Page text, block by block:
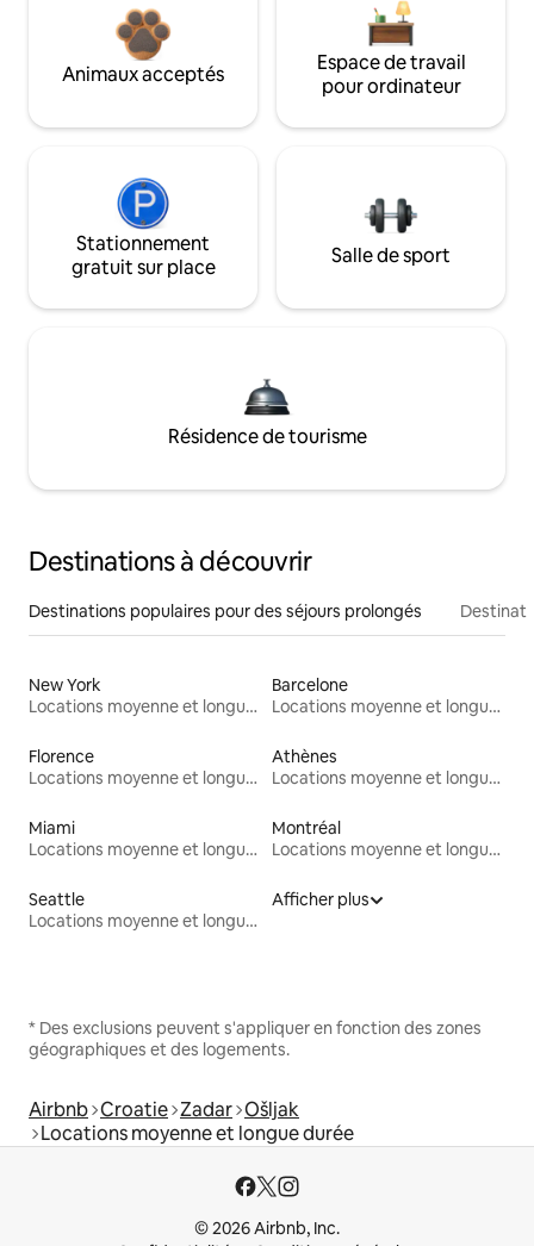
Animaux acceptés
Espace de travail
pour ordinateur
Stationnement
gratuit sur place
Salle de sport
Résidence de tourisme
Destinations à découvrir
Destinations populaires pour des séjours prolongés
New York
Locations moyenne et longue durée
Barcelone
Locations moyenne et longue durée
Florence
Locations moyenne et longue durée
Athènes
Locations moyenne et longue durée
Miami
Locations moyenne et longue durée
Montréal
Locations moyenne et longue durée
Seattle
Locations moyenne et longue durée
Afficher plus
* Des exclusions peuvent s'appliquer en fonction des zones
géographiques et des logements.
Airbnb Croatie Zadar Ošljak
Locations moyenne et longue durée
© 2026 Airbnb, Inc.